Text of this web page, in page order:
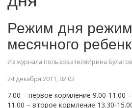
Режим дня
месячного
Из журнала пользователяИрина
24 декабря 2011, 02:02
7.00 – первое кормление 9.00-11.00
11.00 – второе кормление 13.30-